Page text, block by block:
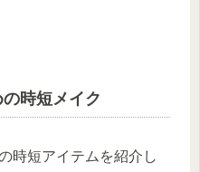
時短メイク
時短アイテムを紹介し